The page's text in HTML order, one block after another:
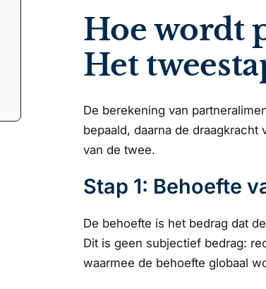
Hoe wordt
Het
De berekening van
bepaald, daarna de
van de twee.
Stap 1: Behoefte
De behoefte is het bedrag dat
Dit is geen subjectief bedrag:
waarmee de behoefte globaal